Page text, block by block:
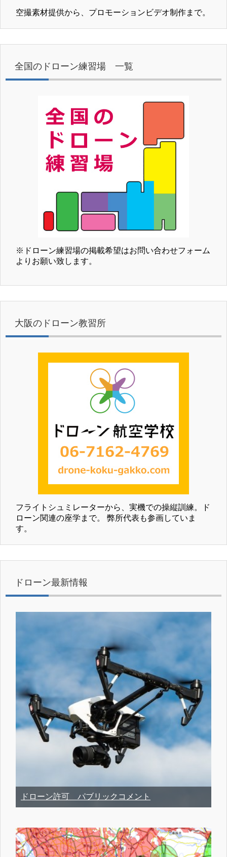
空撮素材提供から、プロモーションビデオ制作まで。
全国のドローン練習場 一覧
※ドローン練習場の掲載希望はお問い合わせフォーム
よりお願い致します。
大阪のドローン教習所
フライトシュミレーターから、実機での操縦訓練。ド
ローン関連の座学まで。 弊所代表も参画していま
す。
ドローン最新情報
ドローン許可 パブリックコメント